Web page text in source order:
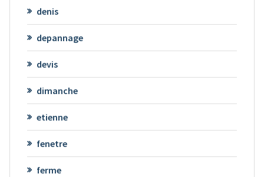
denis
depannage
devis
dimanche
etienne
fenetre
ferme